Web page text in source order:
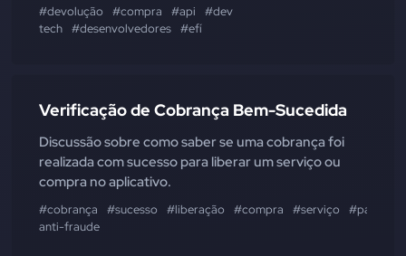
#devolução #compra #api
#dev
tech #desenvolvedores #efí
Verificação de Cobrança Bem-Sucedida
Discussão sobre como saber se uma cobrança foi
realizada com sucesso para liberar um serviço ou
compra no aplicativo.
#cobrança #sucesso #liberação #compra #serviço
anti-fraude